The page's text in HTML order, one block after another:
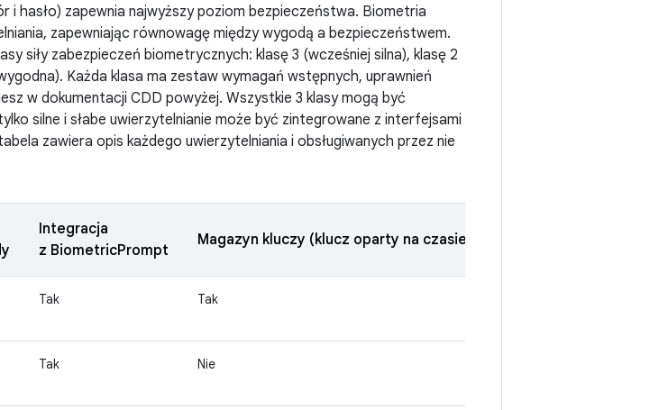
i hasło) zapewnia najwyższy poziom bezpieczeństwa. Biometria
zapewniając równowagę między wygodą a bezpieczeństwem.
siły zabezpieczeń biometrycznych: klasę 3 (wcześniej silna), klasę 2
Każda klasa ma zestaw wymagań wstępnych, uprawnień
w dokumentacji CDD powyżej. Wszystkie 3 klasy mogą być
silne i słabe uwierzytelnianie może być zintegrowane z interfejsami
zawiera opis każdego uwierzytelniania i obsługiwanych przez nie
Integracja
z BiometricPrompt
Magazyn kluczy (klucz oparty na czasie)
Tak Tak
Tak Nie